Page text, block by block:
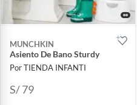
MUNCHKIN
Asiento De Bano Sturdy
Por TIENDA INFANTI
S/ 79